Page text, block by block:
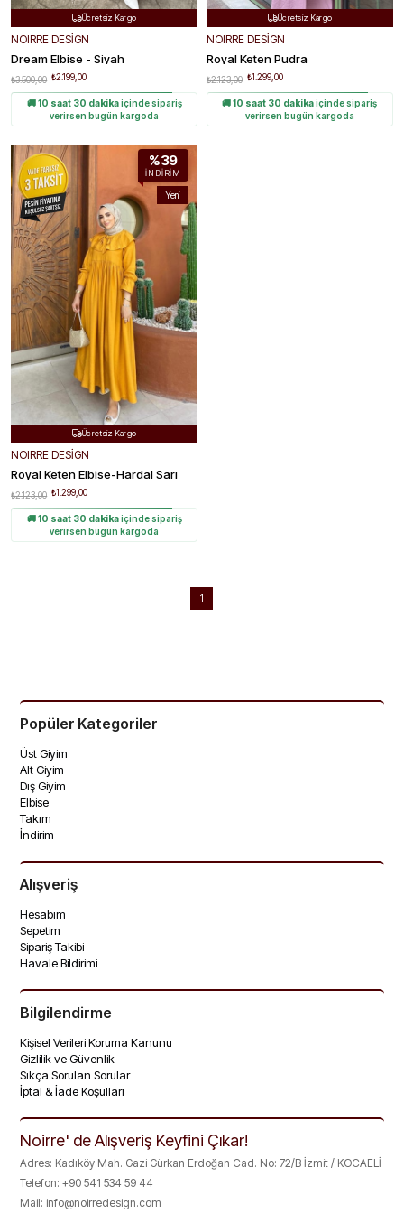
Ücretsiz Kargo
Hızlı Teslimat
Kolay Değişim
NOIRRE DESİGN
Dream Elbise - Siyah
₺2.199,00
₺3.500,00
🚚10 saat 30 dakikaiçinde sipariş
verirsen bugün kargoda
Ücretsiz Kargo
Hızlı Teslimat
Kolay Değişim
NOIRRE DESİGN
Royal Keten Pudra
₺1.299,00
₺2.123,00
🚚10 saat 30 dakikaiçinde sipariş
verirsen bugün kargoda
Ücretsiz Kargo
 Hızlı Teslimat
Kolay Değişim
%39
İNDIRIM
Yeni
NOIRRE DESİGN
Royal Keten Elbise-Hardal Sarı
₺1.299,00
₺2.123,00
🚚10 saat 30 dakikaiçinde sipariş
verirsen bugün kargoda
1
Popüler Kategoriler
Üst Giyim
Alt Giyim
Dış Giyim
Elbise
Takım
İndirim
Alışveriş
Hesabım
Sepetim
Sipariş Takibi
Havale Bildirimi
Bilgilendirme
Kişisel Verileri Koruma Kanunu
Gizlilik ve Güvenlik
Sıkça Sorulan Sorular
İptal & İade Koşulları
Noirre' de Alışveriş Keyfini Çıkar!
Adres: Kadıköy Mah. Gazi Gürkan Erdoğan Cad. No: 72/B İzmit / KOCAELİ
Telefon: +90 541 534 59 44
Mail: info@noirredesign.com